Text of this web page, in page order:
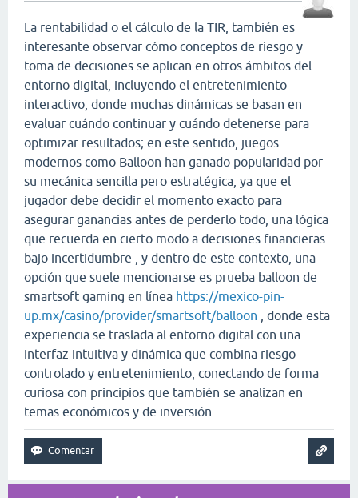
La rentabilidad o el cálculo de la TIR, también es
interesante observar cómo conceptos de riesgo y
toma de decisiones se aplican en otros ámbitos del
entorno digital, incluyendo el entretenimiento
interactivo, donde muchas dinámicas se basan en
evaluar cuándo continuar y cuándo detenerse para
optimizar resultados; en este sentido, juegos
modernos como Balloon han ganado popularidad por
su mecánica sencilla pero estratégica, ya que el
jugador debe decidir el momento exacto para
asegurar ganancias antes de perderlo todo, una lógica
que recuerda en cierto modo a decisiones financieras
bajo incertidumbre , y dentro de este contexto, una
opción que suele mencionarse es prueba balloon de
smartsoft gaming en línea https://mexico-pin-
up.mx/casino/provider/smartsoft/balloon , donde esta
experiencia se traslada al entorno digital con una
interfaz intuitiva y dinámica que combina riesgo
controlado y entretenimiento, conectando de forma
curiosa con principios que también se analizan en
temas económicos y de inversión.